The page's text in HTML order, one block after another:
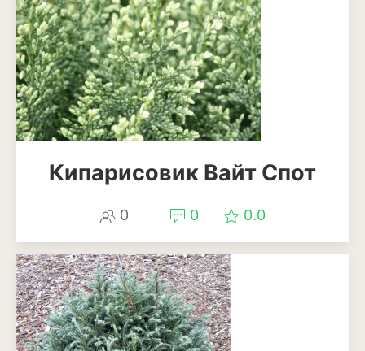
Кипарисовик Вайт Спот
0 0 0.0